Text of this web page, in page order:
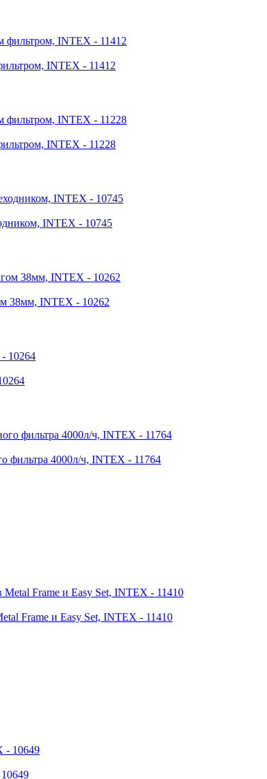
INTEX - 11412
INTEX - 11228
INTEX - 10745
38мм, INTEX - 10262
фильтра 4000л/ч, INTEX - 11764
Frame и Easy Set, INTEX - 11410